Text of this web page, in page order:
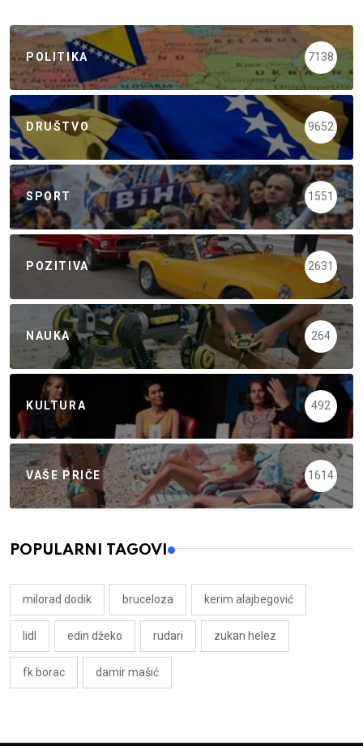
POLITIKA 7138
DRUŠTVO 9652
SPORT 1551
POZITIVA 2631
NAUKA 264
KULTURA 492
VAŠE PRIČE 1614
POPULARNI TAGOVI
milorad dodik bruceloza kerim alajbegović
lidl edin džeko rudari zukan helez
fk borac damir mašić